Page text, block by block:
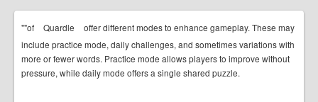
""of Quardle
offer different modes to enhance gameplay. These may
include practice mode, daily challenges, and sometimes variations with
more or fewer words. Practice mode allows players to improve without
pressure, while daily mode offers a single shared puzzle.